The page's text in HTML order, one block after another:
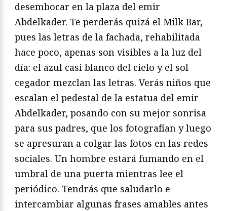
desembocar en la plaza del emir
Abdelkader. Te perderás quizá el Milk Bar,
pues las letras de la fachada, rehabilitada
hace poco, apenas son visibles a la luz del
día: el azul casi blanco del cielo y el sol
cegador mezclan las letras. Verás niños que
escalan el pedestal de la estatua del emir
Abdelkader, posando con su mejor sonrisa
para sus padres, que los fotografían y luego
se apresuran a colgar las fotos en las redes
sociales. Un hombre estará fumando en el
umbral de una puerta mientras lee el
periódico. Tendrás que saludarlo e
intercambiar algunas frases amables antes